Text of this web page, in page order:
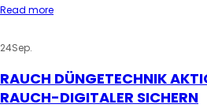
Read more
24Sep.
RAUCH DÜNGETECHNIK
RAUCH-DIGITALER SICHERN